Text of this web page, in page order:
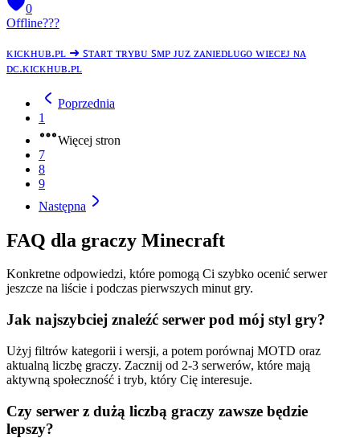
0
Offline???
ᴋɪᴄᴋʜᴜʙ.ᴘʟ ➜ ꜱᴛᴀʀᴛ ᴛʀʏʙᴜ ꜱᴍᴘ ᴊᴜᴢ ᴢᴀɴɪᴇᴅʟᴜɢᴏ ᴡɪᴇᴄᴇᴊ ɴᴀ
ᴅᴄ.ᴋɪᴄᴋʜᴜʙ.ᴘʟ
Poprzednia
1
Więcej stron
7
8
9
Następna
FAQ dla graczy Minecraft
Konkretne odpowiedzi, które pomogą Ci szybko ocenić serwer
jeszcze na liście i podczas pierwszych minut gry.
Jak najszybciej znaleźć serwer pod mój styl gry?
Użyj filtrów kategorii i wersji, a potem porównaj MOTD oraz
aktualną liczbę graczy. Zacznij od 2-3 serwerów, które mają
aktywną społeczność i tryb, który Cię interesuje.
Czy serwer z dużą liczbą graczy zawsze będzie
lepszy?